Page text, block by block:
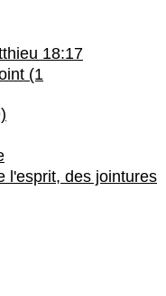
18:17
(1
l'esprit, des jointures